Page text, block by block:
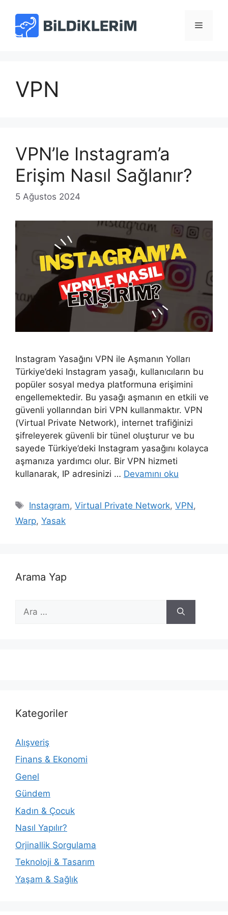
Menü
VPN
VPN’le Instagram’a
Erişim Nasıl Sağlanır?
5 Ağustos 2024
Instagram Yasağını VPN ile Aşmanın Yolları
Türkiye’deki Instagram yasağı, kullanıcıların bu
popüler sosyal medya platformuna erişimini
engellemektedir. Bu yasağı aşmanın en etkili ve
güvenli yollarından biri VPN kullanmaktır. VPN
(Virtual Private Network), internet trafiğinizi
şifreleyerek güvenli bir tünel oluşturur ve bu
sayede Türkiye’deki Instagram yasağını kolayca
aşmanıza yardımcı olur. Bir VPN hizmeti
kullanarak, IP adresinizi … Devamını oku
Etiketler
Instagram,Virtual Private Network,VPN,
Warp, Yasak
Arama Yap
ara
Kategoriler
Alışveriş
Finans & Ekonomi
Genel
Gündem
Kadın & Çocuk
Nasıl Yapılır?
Orjinallik Sorgulama
Teknoloji & Tasarım
Yaşam & Sağlık